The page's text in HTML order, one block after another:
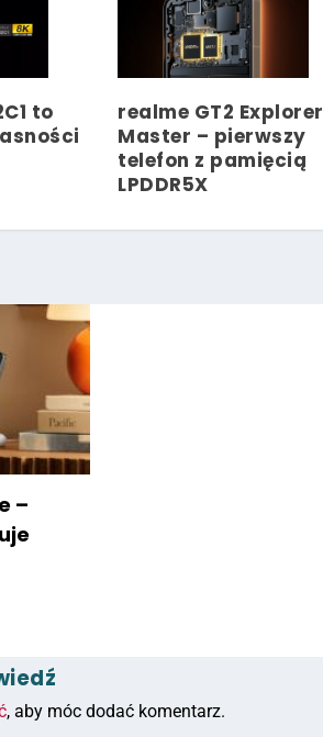
to
realme GT2 Explorer
Master – pierwszy
telefon z pamięcią
LPDDR5X
–
, aby móc dodać komentarz.